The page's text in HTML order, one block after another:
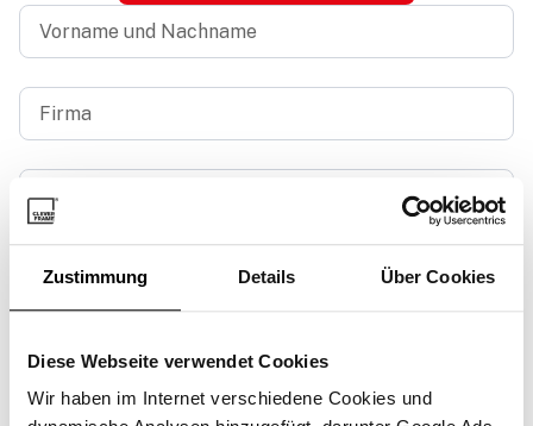
Zustimmung Details Über Cookies
Diese Webseite verwendet Cookies
Wir haben im Internet verschiedene Cookies und
Vorname
und
Nachname
Firma
Geschäftliche
E-
Mail-
*
Nachricht